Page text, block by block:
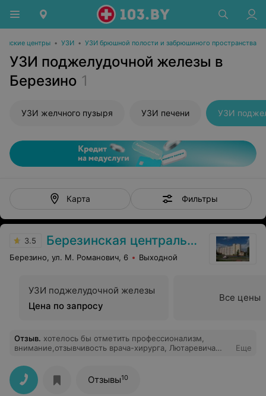
центры • УЗИ • УЗИ брюшной полости и забрюшиного пространства
УЗИ поджелудочной железы в
Березино 1
УЗИ желчного пузыря УЗИ печени УЗИ
Карта Фильтры
3.5 Березинская центральная районная больница
Березино, ул. М. Романович, 6 Выходной
УЗИ поджелудочной железы
Цена по запросу
Все цены
Отзыв. хотелось бы отметить профессионализм,
внимание,отзывчивость врача-хирурга, Лютаревича
индивидуальный подход к пациентам,умение найти
нужные слова в трудную минуту.Семья Сухотских
Еще
Отзывы10